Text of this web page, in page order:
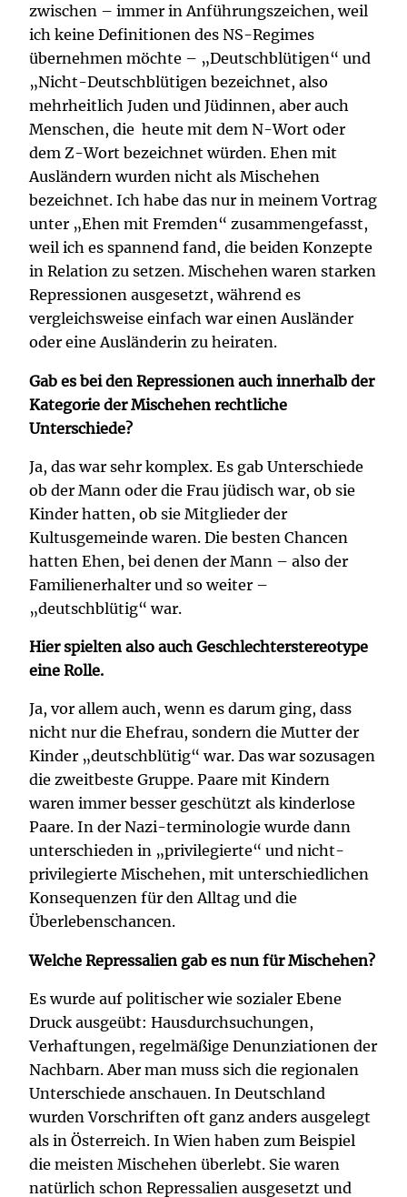
zwischen – immer in Anführungszeichen, weil
ich keine Definitionen des NS-Regimes
übernehmen möchte – „Deutschblütigen“ und
„Nicht-Deutschblütigen bezeichnet, also
mehrheitlich Juden und Jüdinnen, aber auch
Menschen, die heute mit dem N-Wort oder
dem Z-Wort bezeichnet würden. Ehen mit
Ausländern wurden nicht als Mischehen
bezeichnet. Ich habe das nur in meinem Vortrag
unter „Ehen mit Fremden“ zusammengefasst,
weil ich es spannend fand, die beiden Konzepte
in Relation zu setzen. Mischehen waren starken
Repressionen ausgesetzt, während es
vergleichsweise einfach war einen Ausländer
oder eine Ausländerin zu heiraten.
Gab es bei den Repressionen auch innerhalb der
Kategorie der Mischehen rechtliche
Unterschiede?
Ja, das war sehr komplex. Es gab Unterschiede
ob der Mann oder die Frau jüdisch war, ob sie
Kinder hatten, ob sie Mitglieder der
Kultusgemeinde waren. Die besten Chancen
hatten Ehen, bei denen der Mann – also der
Familienerhalter und so weiter –
„deutschblütig“ war.
Hier spielten also auch Geschlechterstereotype
eine Rolle.
Ja, vor allem auch, wenn es darum ging, dass
nicht nur die Ehefrau, sondern die Mutter der
Kinder „deutschblütig“ war. Das war sozusagen
die zweitbeste Gruppe. Paare mit Kindern
waren immer besser geschützt als kinderlose
Paare. In der Nazi-terminologie wurde dann
unterschieden in „privilegierte“ und nicht-
privilegierte Mischehen, mit unterschiedlichen
Konsequenzen für den Alltag und die
Überlebenschancen.
Welche Repressalien gab es nun für Mischehen?
Es wurde auf politischer wie sozialer Ebene
Druck ausgeübt: Hausdurchsuchungen,
Verhaftungen, regelmäßige Denunziationen der
Nachbarn. Aber man muss sich die regionalen
Unterschiede anschauen. In Deutschland
wurden Vorschriften oft ganz anders ausgelegt
als in Österreich. In Wien haben zum Beispiel
die meisten Mischehen überlebt. Sie waren
natürlich schon Repressalien ausgesetzt und